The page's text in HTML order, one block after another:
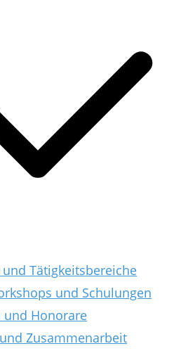
und Tätigkeitsbereiche
und Schulungen
Honorare
Zusammenarbeit